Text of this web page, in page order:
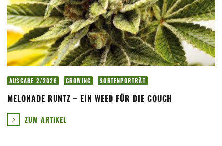
AUSGABE 2/2026 GROWING SORTENPORTRÄT
MELONADE RUNTZ – EIN WEED FÜR DIE COUCH
ZUM ARTIKEL